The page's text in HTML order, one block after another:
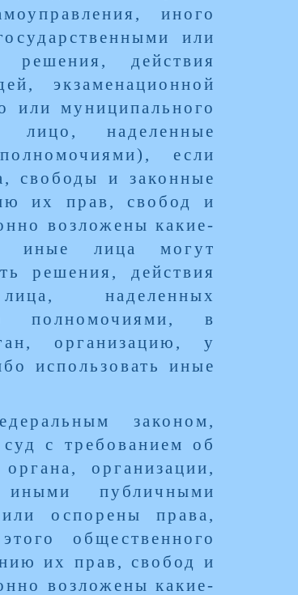
иного
или
действия
экзаменационной
или муниципального
наделенные
если
свободы и законные
их прав, свобод и
возложены какие-
иные лица могут
решения, действия
наделенных
полномочиями, в
организацию, у
использовать иные
законом,
с требованием об
организации,
публичными
оспорены права,
общественного
их прав, свобод и
возложены какие-